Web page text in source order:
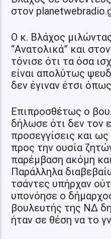
στον
Ο κ. Βλάχος
“Ανατολικά” και
τόνισε ότι τα όσα
είναι απολύτως
δεν έγιναν έτσι
Επιπροσθέτως ο
δήλωσε ότι δεν τον
προσεγγίσεις και
προς την ουσία
παρέμβαση ακόμη
Παράλληλα
τσάντες υπήρχαν
υπονόησε ο
βουλευτής της ΝΔ
ήταν σε θέση να το